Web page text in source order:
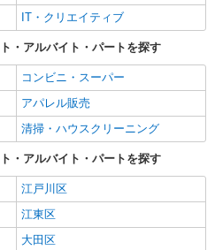
IT・クリエイティブ
・アルバイト・パートを探す
コンビニ・スーパー
アパレル販売
清掃・ハウスクリーニング
・アルバイト・パートを探す
江戸川区
江東区
大田区